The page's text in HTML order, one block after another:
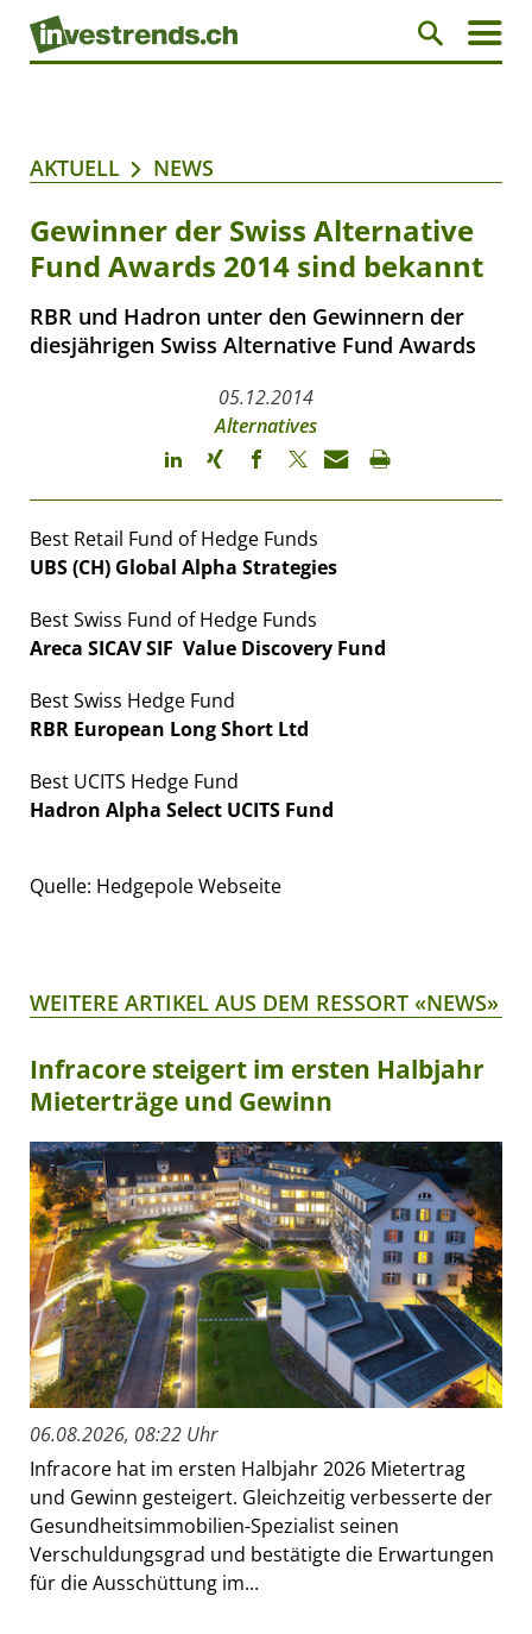
AKTUELL NEWS
Gewinner der Swiss Alternative
Fund Awards 2014 sind bekannt
RBR und Hadron unter den Gewinnern der
diesjährigen Swiss Alternative Fund Awards
05.12.2014
Alternatives
Best Retail Fund of Hedge Funds
UBS (CH) Global Alpha Strategies
Best Swiss Fund of Hedge Funds
Areca SICAV SIF  Value Discovery Fund
Best Swiss Hedge Fund
RBR European Long Short Ltd
Best UCITS Hedge Fund
Hadron Alpha Select UCITS Fund
Quelle: Hedgepole Webseite
WEITERE ARTIKEL AUS DEM RESSORT «NEWS»
Infracore steigert im ersten Halbjahr
Mieterträge und Gewinn
06.08.2026, 08:22 Uhr
Infracore hat im ersten Halbjahr 2026 Mietertrag
und Gewinn gesteigert. Gleichzeitig verbesserte der
Gesundheitsimmobilien-Spezialist seinen
Verschuldungsgrad und bestätigte die Erwartungen
für die Ausschüttung im...